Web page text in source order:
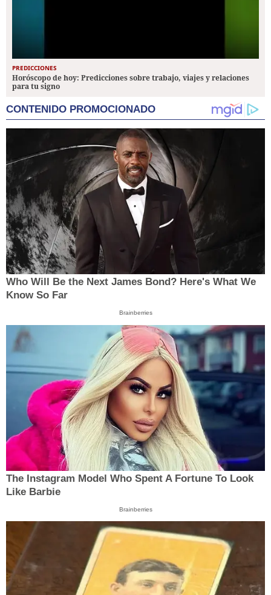
PREDICCIONES
Horóscopo de hoy: Predicciones sobre trabajo, viajes y relaciones
para tu signo
CONTENIDO PROMOCIONADO
Who Will Be the Next James Bond? Here's What We
Know So Far
Brainberries
The Instagram Model Who Spent A Fortune To Look
Like Barbie
Brainberries